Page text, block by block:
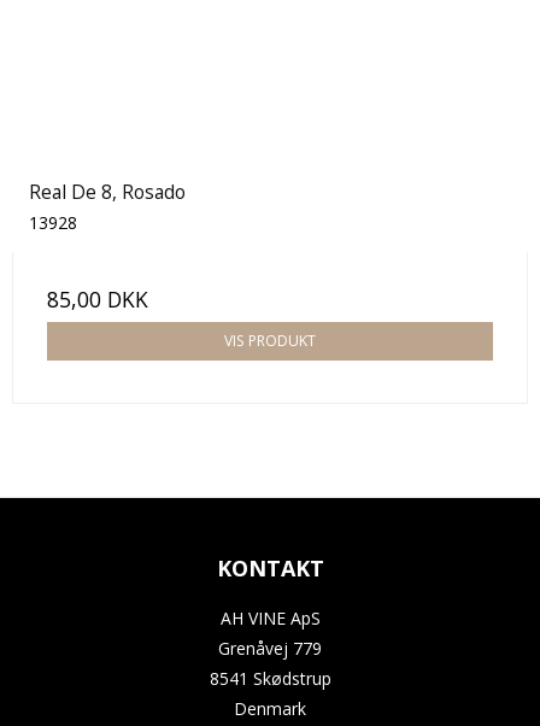
Real De 8, Rosado
13928
85,00 DKK
VIS PRODUKT
KONTAKT
AH VINE ApS
Grenåvej 779
8541 Skødstrup
Denmark